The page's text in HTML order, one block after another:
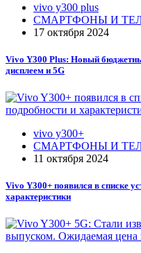
vivo y300 plus
СМАРТФОНЫ И
17 октября 2024
Vivo Y300 Plus: Новый
дисплеем и 5G
vivo y300+
СМАРТФОНЫ И
11 октября 2024
Vivo Y300+ появился в списке
характеристики